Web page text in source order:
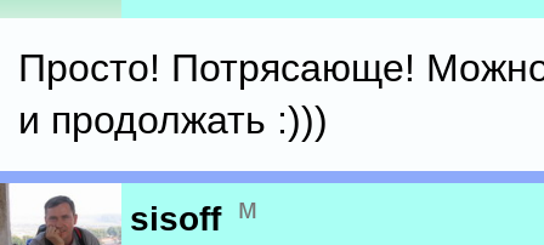
Просто! Потрясающе!
и продолжать :)))
sisoff м